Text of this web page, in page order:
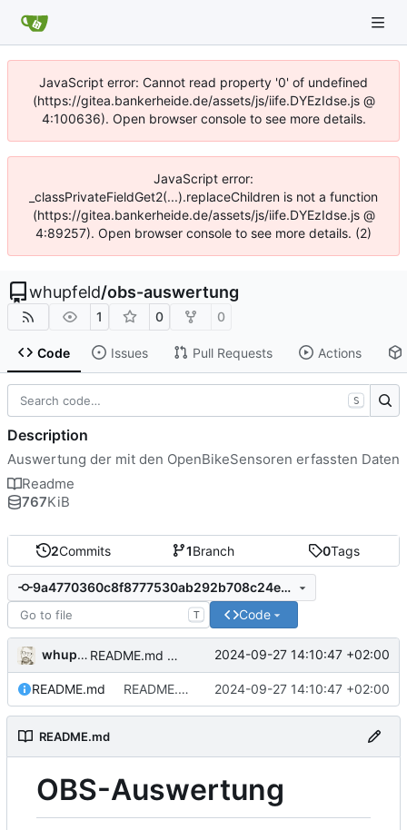
JavaScript error: Cannot read property '0' of undefined
(https://gitea.bankerheide.de/assets/js/iife.DYEzIdse.js @
4:100636). Open browser console to see more details.
JavaScript error:
_classPrivateFieldGet2(...).replaceChildren is not a function
(https://gitea.bankerheide.de/assets/js/iife.DYEzIdse.js @
4:89257). Open browser console to see more details. (2)
whupfeld/obs-auswertung
1 0 0
Code Issues Pull Requests Actions
2Commits 1Branch 0Tags
9a4770360c8f8777530ab292b708c24e03a3e881
T Code
whupfeld README.md aktualisiert 2024-09-27 14:10:47 +02:00
README.md README.md aktualisiert 2024-09-27 14:10:47 +02:00
README.md
OBS-Auswertung
S
Description
Auswertung der mit den OpenBikeSensoren erfassten Daten
Readme
767KiB